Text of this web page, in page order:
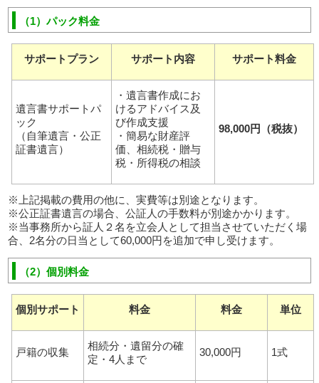
（1）パック料金
サポートプラン サポート内容 サポート料金
遺言書サポートパ
ック
（自筆遺言・公正
証書遺言）
・遺言書作成にお
けるアドバイス及
び作成支援
・簡易な財産評
価、相続税・贈与
税・所得税の相談
98,000円（税抜）
※上記掲載の費用の他に、実費等は別途となります。
※公正証書遺言の場合、公証人の手数料が別途かかります。
※当事務所から証人２名を立会人として担当させていただく場
合、2名分の日当として60,000円を追加で申し受けます。
（2）個別料金
個別サポート 料金 料金 単位
戸籍の収集
相続分・遺留分の確
定・4人まで
30,000円 1式